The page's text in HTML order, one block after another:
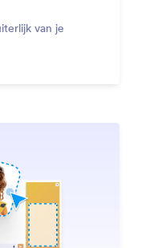
van je